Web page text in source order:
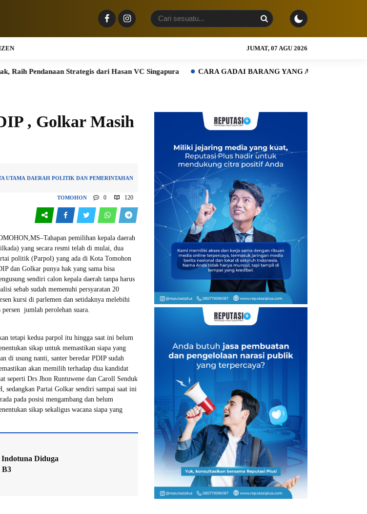
JUMAT, 07 AGU 2026
Strategis dari Hasan VC Singapura CARA GADAI BARANG YANG AMAN: 7 HAL YANG WAJIB
, Golkar Masih
UTAMA DAERAH POLITIK DAN PEMERINTAHAN
TOMOHON 0 120
pemilihan kepala daerah
yang secara resmi telah di mulai, dua
politik (Parpol) yang ada di Kota Tomohon
dan Golkar punya hak yang sama bisa
sendiri calon kepala daerah tanpa harus
sebab sudah memenuhi persyaratan 20
kursi di parlemen dan setidaknya melebihi
persen jumlah perolehan suara.
tetapi kedua parpol itu hingga saat ini belum
sikap untuk memastikan siapa yang
di usung nanti, santer beredar PDIP sudah
akan memilih terhadap dua kandidat
seperti Drs Jhon Runtuwene dan Caroll Senduk
sedangkan Partai Golkar sendiri sampai saat ini
pada posisi mengambang dan belum
sikap sekaligus wacana siapa yang
Indotuna Diduga
B3